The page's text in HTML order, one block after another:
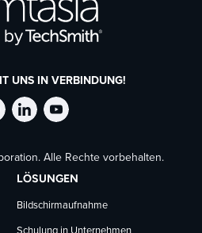
UNS IN VERBINDUNG!
Facebook
TechSmith
auf
LinkedIn
TechSmith
auf
YouTube
Alle Rechte vorbehalten.
LÖSUNGEN
Bildschirmaufnahme